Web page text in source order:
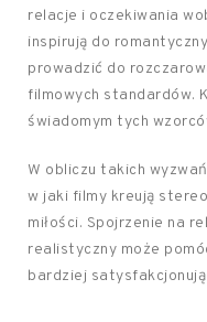
relacje i oczekiwania
inspirują do
prowadzić do
filmowych standardów.
świadomym tych
W obliczu takich
w jaki filmy kreują
miłości. Spojrzenie na
realistyczny może
bardziej